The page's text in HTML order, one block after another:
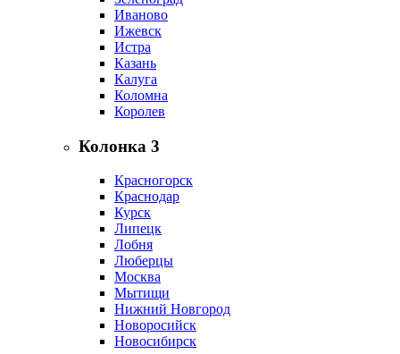
Иваново
Ижевск
Истра
Казань
Калуга
Коломна
Королев
Колонка 3
Красногорск
Краснодар
Курск
Липецк
Лобня
Люберцы
Москва
Мытищи
Нижний Новгород
Новоросийск
Новосибирск